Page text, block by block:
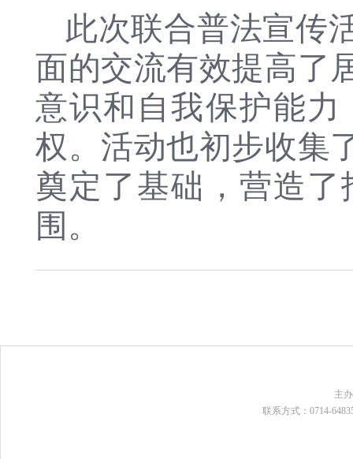
此次联合普法宣传
面的交流有效提高了
意识和自我保护能
权。活动也初步收集
奠定了基础，营造
围。
主
联系方式：0714-